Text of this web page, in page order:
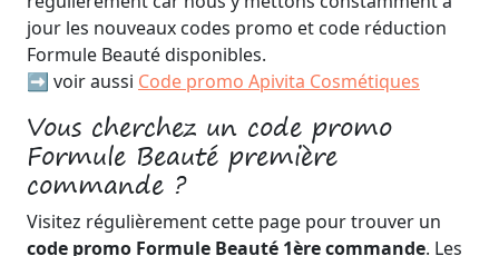
jour les nouveaux codes promo et code réduction
Formule Beauté disponibles.
➡️ voir aussi Code promo Apivita Cosmétiques
Vous cherchez un code promo
Formule Beauté première
commande ?
Visitez régulièrement cette page pour trouver un
code promo Formule Beauté 1ère commande. Les